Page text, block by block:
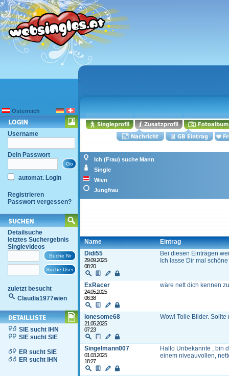
Österreich
Username
Dein Passwort
automat. Login
Registrieren
Passwort vergessen?
Detailsuche
letztes Suchergebnis
Singlevideos
zuletzt besucht
Claudia1977wien
SIE sucht IHN
SIE sucht SIE
ER sucht SIE
ER sucht IHN
Ich (Frau) suche Mann
Single
Wien
Jungfrau
Name
Eintrag
Didi55
29.09.2025
08:20
Bei diesen Einträgen
Ich lasse Dir mal
ExRacer
24.05.2025
06:38
wäre nett dich kennen
lonesome68
21.05.2025
07:23
Wow! Tolle Bilder.
Singelmann007
01.03.2025
18:27
Hallo Unbekannte , bin
einem niveauvollen,